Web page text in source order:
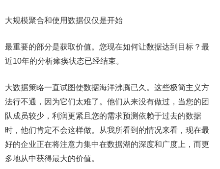
大规模聚合和使用数据仅仅是开始
最重要的部分是获取价值。您现在如何让数据达到目标？最
近10年的分析瘫痪状态已经结束。
大数据策略一直试图使数据海洋沸腾已久。这些极简主义方
法行不通，因为它们太难了。他们从来没有做过，当您的团
队成员较少，利润更紧且您的需求预测依赖于过去的数据
时，他们肯定不会这样做。从我所看到的情况来看，现在最
好的企业正在将注意力集中在数据湖的深度和广度上，而更
多地从中获得最大的价值。